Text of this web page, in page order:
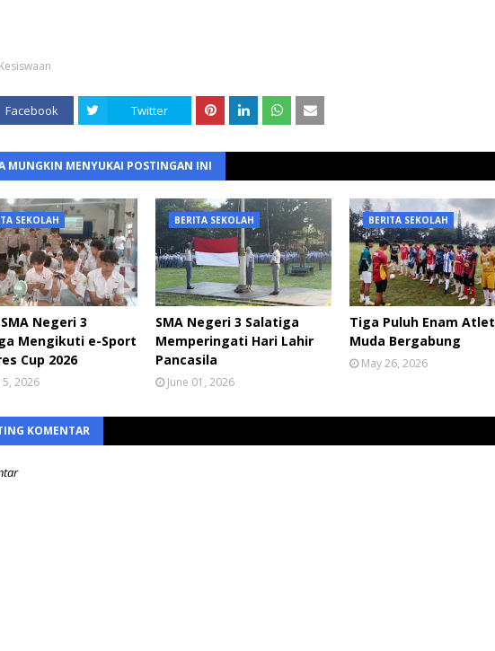
Kesiswaan
Facebook Twitter
MUNGKIN MENYUKAI POSTINGAN INI
SEKOLAH
Negeri 3
Mengikuti e-Sport
Cup 2026
2026
BERITA SEKOLAH
SMA Negeri 3 Salatiga
Memperingati Hari Lahir
Pancasila
June 01, 2026
BERITA SEKOLAH
Tiga Puluh Enam Atlet
Muda Bergabung
May 26, 2026
KOMENTAR